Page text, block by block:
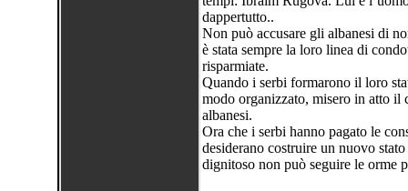
dappertutto..
Non può accusare gli albanesi di
è stata sempre la loro linea di
risparmiate.
Quando i serbi formarono il loro
modo organizzato, misero in atto
albanesi.
Ora che i serbi hanno pagato le
desiderano costruire un nuovo
dignitoso non può seguire le orme